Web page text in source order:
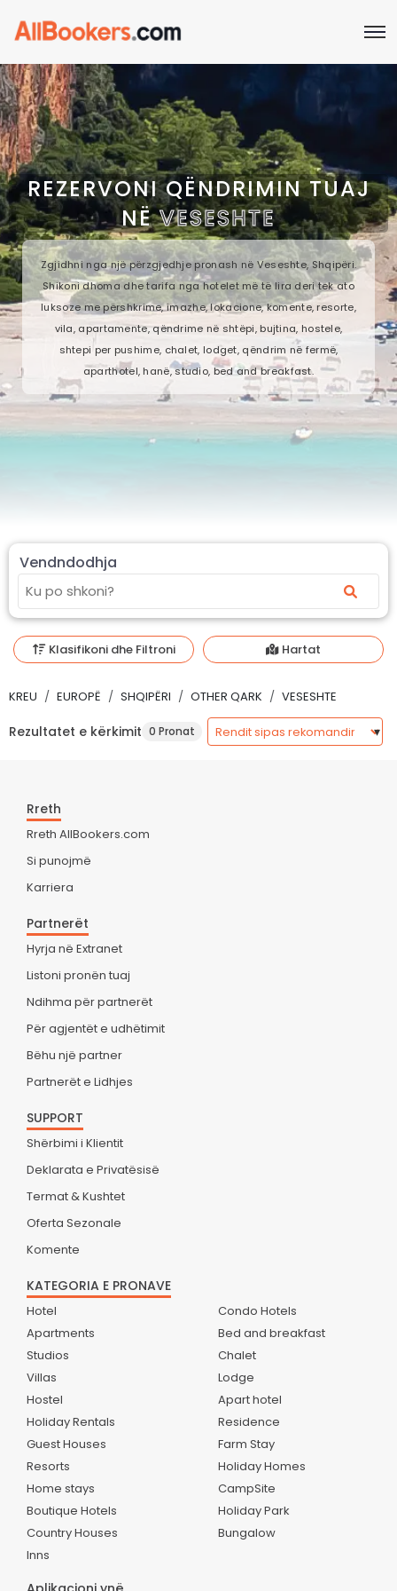
REZERVONI QËNDRIMIN TUAJ
NËVESESHTE
Zgjidhni nga një përzgjedhje pronash në Veseshte, Shqipëri.
Shikoni dhoma dhe tarifa nga hotelet më të lira deri tek ato
luksoze me përshkrime, imazhe, lokacione, komente, resorte,
vila, apartamente, qëndrime në shtëpi, bujtina, hostele,
shtepi per pushime, chalet, lodget, qëndrim në fermë,
aparthotel, hanë, studio, bed and breakfast.
Vendndodhja
Klasifikoni dhe Filtroni Hartat
KREU EUROPË SHQIPËRI OTHER QARK VESESHTE
Rezultatet e kërkimit 0 Pronat
Rreth
Rreth AllBookers.com
Si punojmë
Karriera
Partnerët
Hyrja në Extranet
Listoni pronën tuaj
Ndihma për partnerët
Për agjentët e udhëtimit
Bëhu një partner
Partnerët e Lidhjes
SUPPORT
Shërbimi i Klientit
Deklarata e Privatësisë
Termat & Kushtet
Oferta Sezonale
Komente
KATEGORIA E PRONAVE
Hotel
Apartments
Studios
Villas
Hostel
Holiday Rentals
Guest Houses
Resorts
Home stays
Boutique Hotels
Country Houses
Inns
Condo Hotels
Bed and breakfast
Chalet
Lodge
Apart hotel
Residence
Farm Stay
Holiday Homes
CampSite
Holiday Park
Bungalow